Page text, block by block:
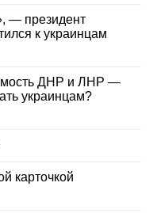
— президент
к украинцам
ДНР и ЛНР —
украинцам?
карточкой